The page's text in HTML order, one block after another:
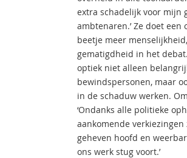
extra schadelijk voor mijn
ambtenaren.’ Ze doet een
beetje meer
gematigdheid in het
optiek niet alleen
bewindspersonen, maar
in de schaduw werken.
‘Ondanks alle politieke
aankomende
geheven hoofd en
ons werk stug voort.’